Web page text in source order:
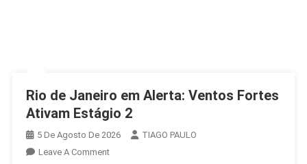
Rio de Janeiro em Alerta: Ventos Fortes
Ativam Estágio 2
5 De Agosto De 2026
TIAGO PAULO
Leave A CommentOn